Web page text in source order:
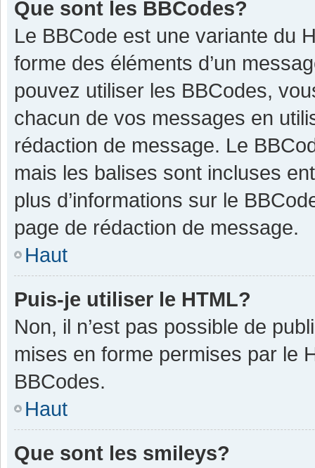
Que sont les BBCodes?
Le BBCode est une variante du
forme des éléments d’un
pouvez utiliser les BBCodes,
chacun de vos messages en
rédaction de message. Le
mais les balises sont incluses
plus d’informations sur le
page de rédaction de message.
Haut
Puis-je utiliser le HTML?
Non, il n’est pas possible de
mises en forme permises par le
BBCodes.
Haut
Que sont les smileys?